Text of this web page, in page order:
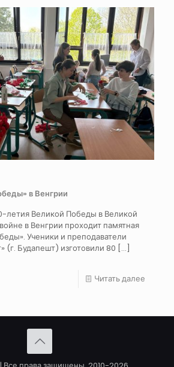
в Венгрии
летия Великой Победы в Великой
в Венгрии проходит памятная
Ученики и преподаватели
(г. Будапешт) изготовили 80 […]
Читать далее